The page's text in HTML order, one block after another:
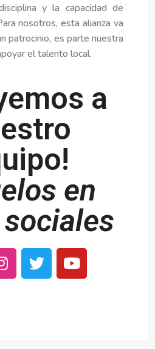
y la capacidad de
nosotros, esta alianza va
patrocinio, es parte nuestra
el talento local.
a
en